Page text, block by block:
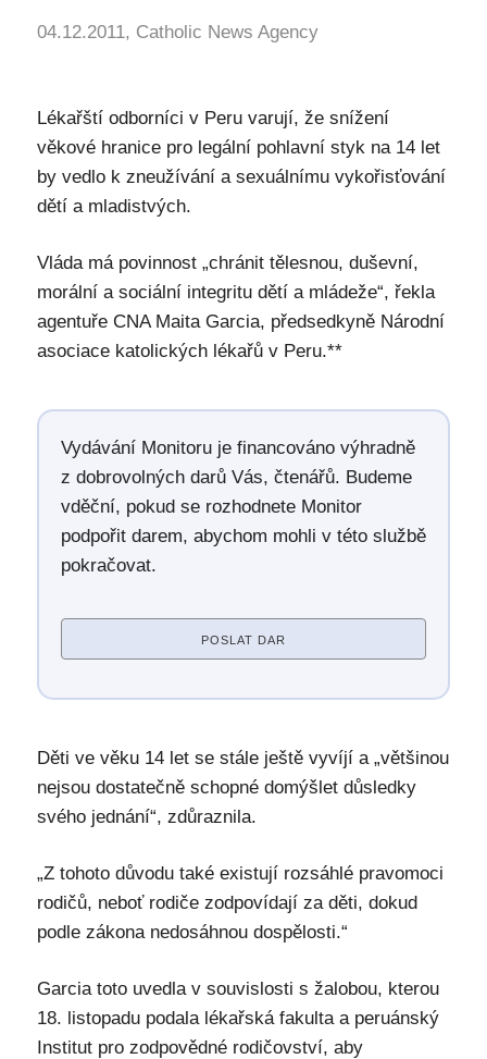
04.12.2011, Catholic News Agency
Lékařští odborníci v Peru varují, že snížení
věkové hranice pro legální pohlavní styk na 14 let
by vedlo k zneužívání a sexuálnímu vykořisťování
dětí a mladistvých.
Vláda má povinnost „chránit tělesnou, duševní,
morální a sociální integritu dětí a mládeže“, řekla
agentuře CNA Maita Garcia, předsedkyně Národní
asociace katolických lékařů v Peru.**
Vydávání Monitoru je financováno výhradně
z dobrovolných darů Vás, čtenářů. Budeme
vděční, pokud se rozhodnete Monitor
podpořit darem, abychom mohli v této službě
pokračovat.
POSLAT DAR
Děti ve věku 14 let se stále ještě vyvíjí a „většinou
nejsou dostatečně schopné domýšlet důsledky
svého jednání“, zdůraznila.
„Z tohoto důvodu také existují rozsáhlé pravomoci
rodičů, neboť rodiče zodpovídají za děti, dokud
podle zákona nedosáhnou dospělosti.“
Garcia toto uvedla v souvislosti s žalobou, kterou
18. listopadu podala lékařská fakulta a peruánský
Institut pro zodpovědné rodičovství, aby